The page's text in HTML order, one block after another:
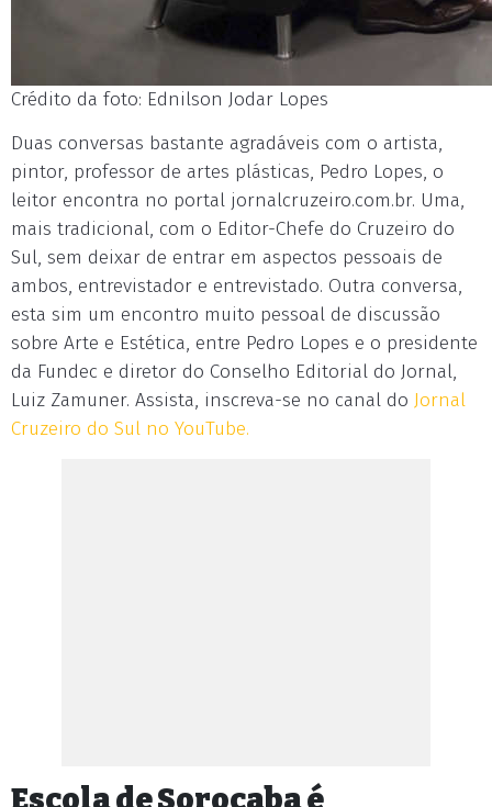
Crédito da foto: Ednilson Jodar Lopes
Duas conversas bastante agradáveis com o artista,
pintor, professor de artes plásticas, Pedro Lopes, o
leitor encontra no portal jornalcruzeiro.com.br. Uma,
mais tradicional, com o Editor-Chefe do Cruzeiro do
Sul, sem deixar de entrar em aspectos pessoais de
ambos, entrevistador e entrevistado. Outra conversa,
esta sim um encontro muito pessoal de discussão
sobre Arte e Estética, entre Pedro Lopes e o presidente
da Fundec e diretor do Conselho Editorial do Jornal,
Luiz Zamuner. Assista, inscreva-se no canal do Jornal
Cruzeiro do Sul no YouTube.